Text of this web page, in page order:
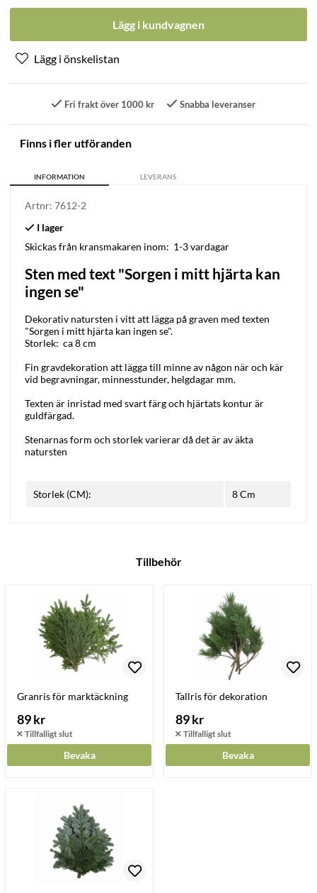
Lägg i kundvagnen
Fri frakt över 1000 kr Snabba leveranser
Finns i fler utföranden
INFORMATION LEVERANS
Artnr: 7612-2
Skickas från kransmakaren inom: 1-3 vardagar
Sten med text "Sorgen i mitt hjärta kan
ingen se"
Dekorativ natursten i vitt att lägga på graven med texten
"Sorgen i mitt hjärta kan ingen se".
Storlek: ca 8 cm
Fin gravdekoration att lägga till minne av någon när och kär
vid begravningar, minnesstunder, helgdagar mm.
Texten är inristad med svart färg och hjärtats kontur är
guldfärgad.
Stenarnas form och storlek varierar då det är av äkta
natursten
Storlek (CM): 8 Cm
Tillbehör
Granris för marktäckning
89 kr
Bevaka
Tallris för dekoration
89 kr
Bevaka